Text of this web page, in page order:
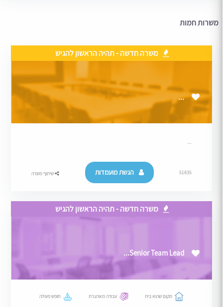
משרות חמות
משרה חדשה - תהיה הראשון להגיש
...
...
51835 הגשת מועמדות שיתוף משרה
משרה חדשה - תהיה הראשון להגיש
Senior Team Lead...
מקום שהוא בית עבודה מאתגרת חופש פעולה